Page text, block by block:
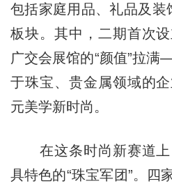
包括家庭用品、礼品及装
板块。其中，二期首次
广交会展馆的“颜值”拉
于珠宝、贵金属领域的
元美学新时尚。
在这条时尚新赛道上
具特色的“珠宝军团”。四